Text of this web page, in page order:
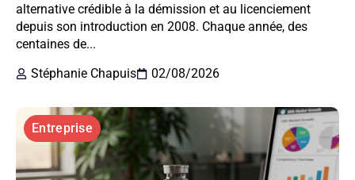
alternative crédible à la démission et au licenciement
depuis son introduction en 2008. Chaque année, des
centaines de...
Stéphanie Chapuis
02/08/2026
Entreprise